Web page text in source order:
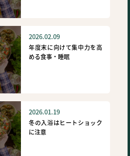
2026.02.09
年度末に向けて集中力を高
める食事・睡眠
2026.01.19
冬の入浴はヒートショック
に注意